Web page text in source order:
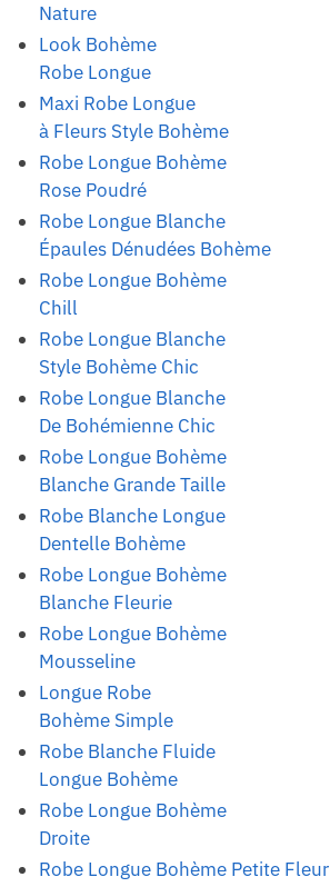
Nature
Look Bohème
Robe Longue
Maxi Robe Longue
à Fleurs Style Bohème
Robe Longue Bohème
Rose Poudré
Robe Longue Blanche
Épaules Dénudées Bohème
Robe Longue Bohème
Chill
Robe Longue Blanche
Style Bohème Chic
Robe Longue Blanche
De Bohémienne Chic
Robe Longue Bohème
Blanche Grande Taille
Robe Blanche Longue
Dentelle Bohème
Robe Longue Bohème
Blanche Fleurie
Robe Longue Bohème
Mousseline
Longue Robe
Bohème Simple
Robe Blanche Fluide
Longue Bohème
Robe Longue Bohème
Droite
Robe Longue Bohème Petite Fleur